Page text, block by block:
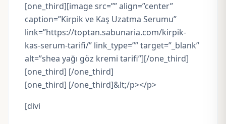
[one_third][image src=”” align=”center”
caption=”Kirpik ve Kaş Uzatma Serumu”
link=”https://toptan.sabunaria.com/kirpik-
kas-serum-tarifi/” link_type=”” target=”_blank”
alt=”shea yağı göz kremi tarifi”][/one_third]
[one_third] [/one_third]
[one_third] [/one_third]&lt;/p></p>
[divi